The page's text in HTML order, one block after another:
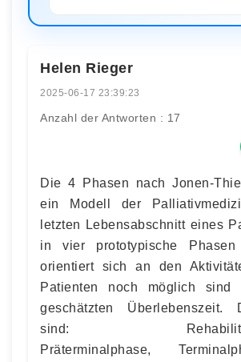
Helen Rieger
2025-06-17 23:39:23
Anzahl der Antworten : 17
Die 4 Phasen nach Jonen-
ein Modell der
letzten Lebensabschnitt eines
in vier prototypische
orientiert sich an den
Patienten noch möglich
geschätzten Überlebenszeit.
sind:
Präterminalphase,